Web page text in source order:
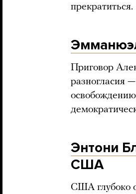
прекратиться.
Приговор
разногласия
Энтони
США
США глубоко